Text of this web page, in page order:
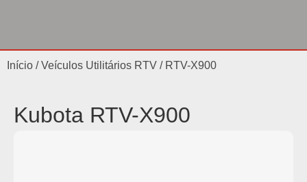
Início /Veículos Utilitários RTV / RTV-X900
Kubota RTV-X900